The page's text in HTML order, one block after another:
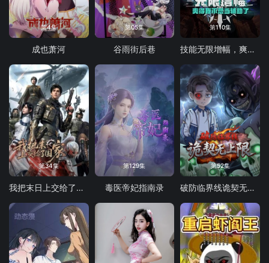
第4集
成也萧河
第05集
谷雨街后巷
第110集
技能无限增幅，爽得我不想当辅助了！动态漫画
第34集
我把末日上交给了国家
第129集
毒医帝妃指南录
第52集
破防临界线诡契无上限